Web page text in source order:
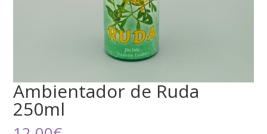
Ambientador de Ruda
250ml